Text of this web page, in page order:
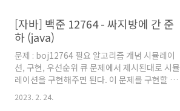
분이나, 백준에서 자바로 풀 때의 팁을 원하시는
분들도 보시는걸 추천드립니다. 풀이 문제에 제
시된대로 구현만 해주면 되는 문제이다. 19x19
짜리 오목판이므로 배열을 두고, 흑과 백에 각각
특정 값을 주고 순서대로 배열에 넣어주면 된다.
그리고 넣어준 값을 기준으로 5개가 연속되도록
려울수도 있으므로 내 방..
[자바] 백준 12764 - 싸지방에 간 준
하 (java)
문제 : boj12764 필요 알고리즘 개념 시뮬레이
션, 구현, 우선순위 큐 문제에서 제시된대로 시뮬
레이션을 구현해주면 된다. 이 문제를 구현할 때
효율적이라 생각한게 우선순위 큐 이므로 우선순
위큐도 사용했다. ※ 제 코드에서 왜 main 함수
2023. 2. 24.